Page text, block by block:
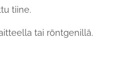
tiine.
tai röntgenillä.